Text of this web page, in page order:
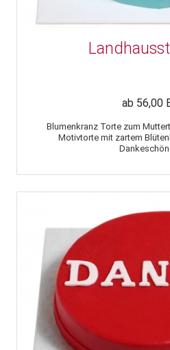
ab 56,00
Blumenkranz Torte zum
Motivtorte mit zartem
Dankeschön